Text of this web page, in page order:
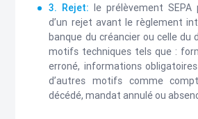
3. Rejet: le prélèvement SEPA
d’un rejet avant le règlement
banque du créancier ou celle du
motifs techniques tels que :
erroné, informations
d’autres motifs comme
décédé, mandat annulé ou